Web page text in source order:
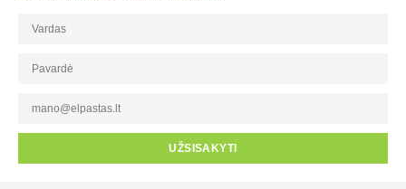
UŽSISAKYTI